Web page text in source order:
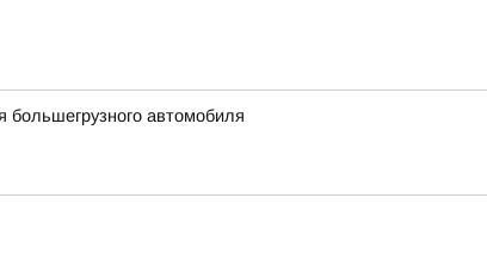
большегрузного автомобиля